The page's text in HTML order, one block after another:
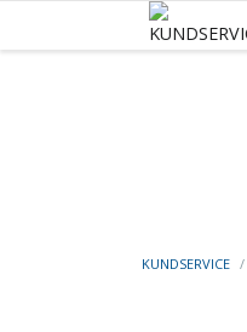
KUNDSERVICE /